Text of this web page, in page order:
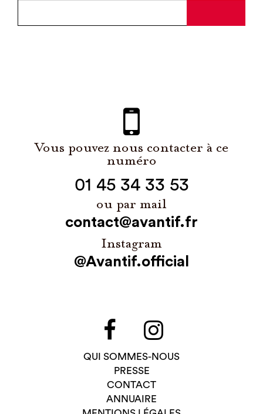
Vous pouvez nous contacter à ce
numéro
01 45 34 33 53
ou par mail
contact@avantif.fr
Instagram
@Avantif.official
QUI SOMMES-NOUS
PRESSE
CONTACT
ANNUAIRE